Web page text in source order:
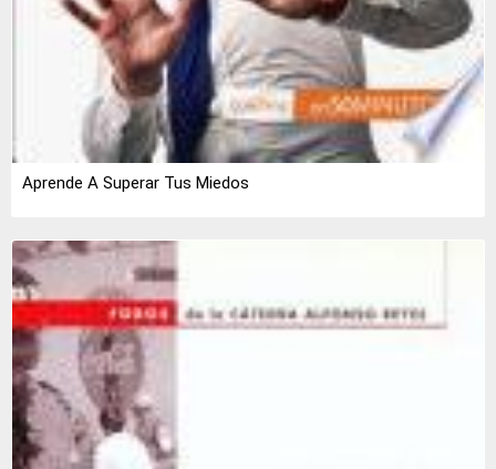
Aprende A Superar Tus Miedos